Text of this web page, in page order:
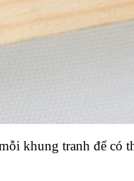
khung tranh để có